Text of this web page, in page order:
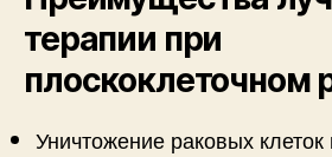
терапии при
плоскоклеточном
Уничтожение раковых клеток